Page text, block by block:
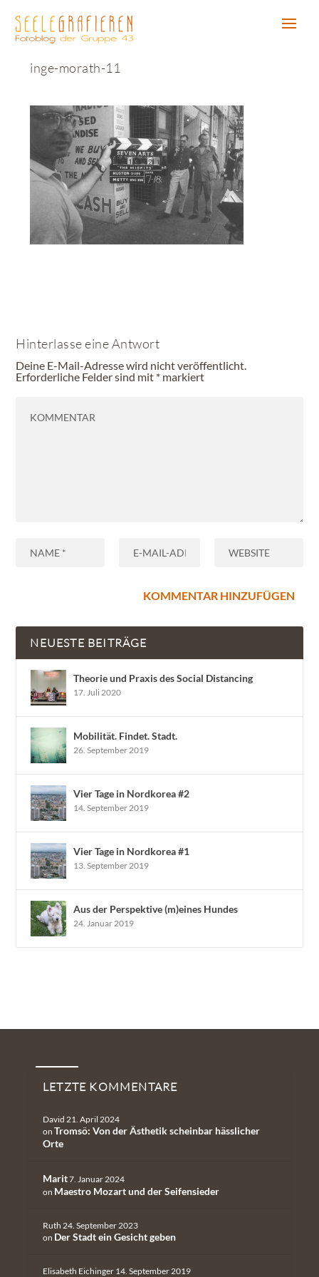
inge-morath-11
Hinterlasse eine Antwort
Deine E-Mail-Adresse wird nicht veröffentlicht.
Erforderliche Felder sind mit * markiert
NEUESTE BEITRÄGE
Theorie und Praxis des Social Distancing
17. Juli 2020
Mobilität. Findet. Stadt.
26. September 2019
Vier Tage in Nordkorea #2
14. September 2019
Vier Tage in Nordkorea #1
13. September 2019
Aus der Perspektive (m)eines Hundes
24. Januar 2019
Neueste Kommentare
LETZTE KOMMENTARE
David 21. April 2024
on Tromsö: Von der Ästhetik scheinbar hässlicher
Orte
Marit7. Januar 2024
on Maestro Mozart und der Seifensieder
Ruth 24. September 2023
on Der Stadt ein Gesicht geben
Elisabeth Eichinger 14. September 2019